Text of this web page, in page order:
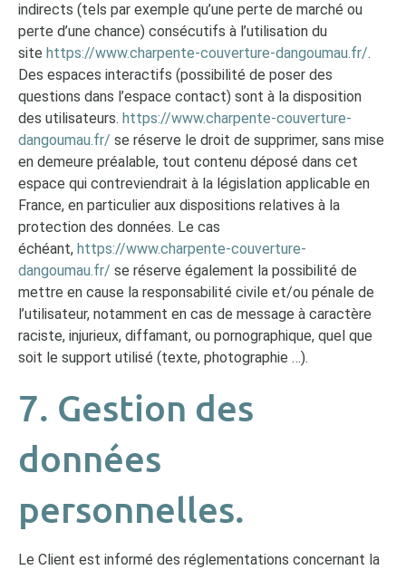
indirects (tels par exemple qu’une perte de marché ou
perte d’une chance) consécutifs à l’utilisation du
site https://www.charpente-couverture-dangoumau.fr/.
Des espaces interactifs (possibilité de poser des
questions dans l’espace contact) sont à la disposition
des utilisateurs. https://www.charpente-couverture-
dangoumau.fr/ se réserve le droit de supprimer, sans mise
en demeure préalable, tout contenu déposé dans cet
espace qui contreviendrait à la législation applicable en
France, en particulier aux dispositions relatives à la
protection des données. Le cas
échéant, https://www.charpente-couverture-
dangoumau.fr/ se réserve également la possibilité de
mettre en cause la responsabilité civile et/ou pénale de
l’utilisateur, notamment en cas de message à caractère
raciste, injurieux, diffamant, ou pornographique, quel que
soit le support utilisé (texte, photographie …).
7. Gestion des
données
personnelles.
Le Client est informé des réglementations concernant la